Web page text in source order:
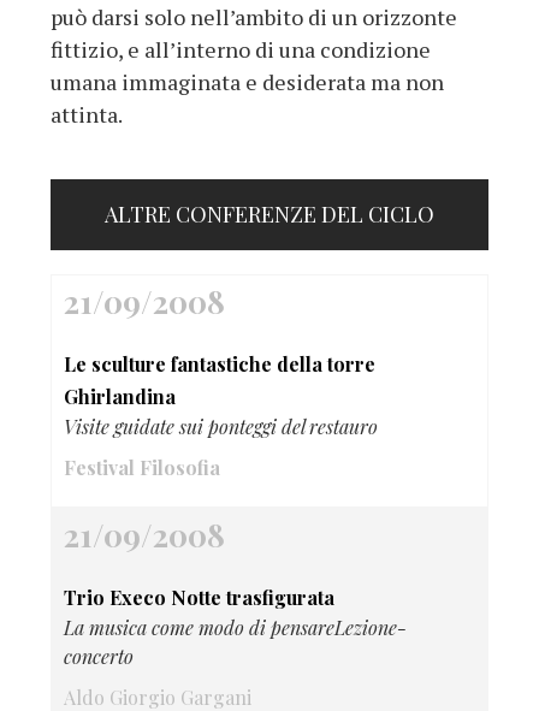
può darsi solo nell’ambito di un orizzonte
fittizio, e all’interno di una condizione
umana immaginata e desiderata ma non
attinta.
ALTRE CONFERENZE DEL CICLO
21/09/2008
Le sculture fantastiche della torre
Ghirlandina
Visite guidate sui ponteggi del restauro
Festival Filosofia
21/09/2008
Trio Execo Notte trasfigurata
La musica come modo di pensareLezione-
concerto
Aldo Giorgio Gargani